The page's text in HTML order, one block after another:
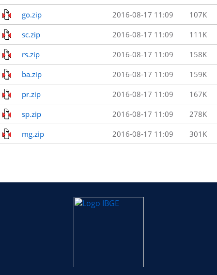
go.zip 2016-08-17 11:09 107K
sc.zip 2016-08-17 11:09 111K
rs.zip 2016-08-17 11:09 158K
ba.zip 2016-08-17 11:09 159K
pr.zip 2016-08-17 11:09 167K
sp.zip 2016-08-17 11:09 278K
mg.zip 2016-08-17 11:09 301K